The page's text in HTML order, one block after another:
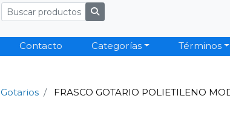
Contacto Categorías Términos
Gotarios FRASCO GOTARIO POLIETILENO